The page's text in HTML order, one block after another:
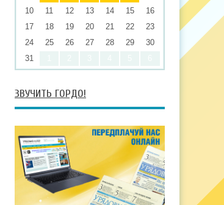
10
11 12 13 14 15
16
17
18 19 20 21 22
23
24
25 26 27 28 29
30
31
ЗВУЧИТЬ ГОРДО!